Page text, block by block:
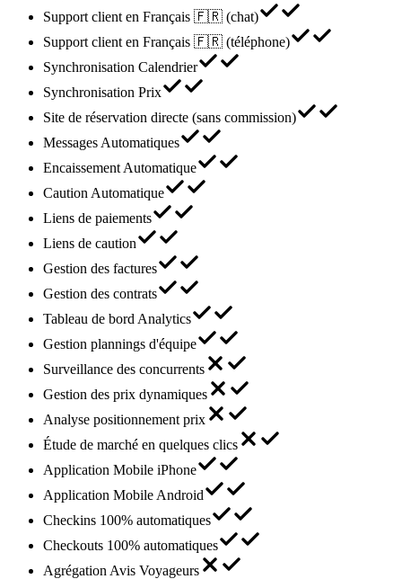
Support client en Français 🇫🇷 (chat)
Support client en Français 🇫🇷 (téléphone)
Synchronisation Calendrier
Synchronisation Prix
Site de réservation directe (sans commission)
Messages Automatiques
Encaissement Automatique
Caution Automatique
Liens de paiements
Liens de caution
Gestion des factures
Gestion des contrats
Tableau de bord Analytics
Gestion plannings d'équipe
Surveillance des concurrents
Gestion des prix dynamiques
Analyse positionnement prix
Étude de marché en quelques clics
Application Mobile iPhone
Application Mobile Android
Checkins 100% automatiques
Checkouts 100% automatiques
Agrégation Avis Voyageurs